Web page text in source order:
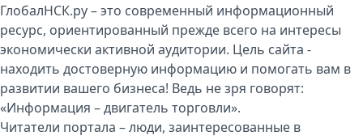
ГлобалНСК.ру – это современный информационный
ресурс, ориентированный прежде всего на интересы
экономически активной аудитории. Цель сайта -
находить достоверную информацию и помогать вам в
развитии вашего бизнеса! Ведь не зря говорят:
«Информация – двигатель торговли».
Читатели портала – люди, заинтересованные в